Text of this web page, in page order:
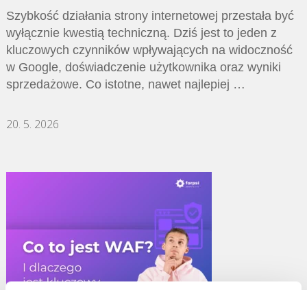
Szybkość działania strony internetowej przestała być
wyłącznie kwestią techniczną. Dziś jest to jeden z
kluczowych czynników wpływających na widoczność
w Google, doświadczenie użytkownika oraz wyniki
sprzedażowe. Co istotne, nawet najlepiej …
20. 5. 2026